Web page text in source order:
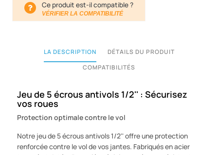
Ce produit est-il compatible ?
VÉRIFIER LA COMPATIBILITÉ
LA DESCRIPTION
DÉTAILS DU PRODUIT
COMPATIBILITÉS
Jeu de 5 écrous antivols 1/2'' : Sécurisez
vos roues
Protection optimale contre le vol
Notre jeu de 5 écrous antivols 1/2'' offre une protection
renforcée contre le vol de vos jantes. Fabriqués en acier